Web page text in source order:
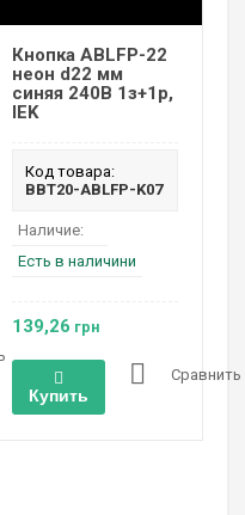
Кнопка ABLFP-22
неон d22 мм
синяя 240В 1з+1р,
IEK
Код товара:
BBT20-ABLFP-K07
Наличие:
Есть в наличини
139,26 грн
Купить
Сравнить